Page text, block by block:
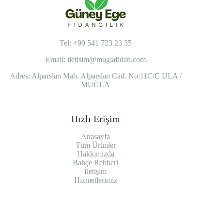
Tel: +90 541 723 23 35
Email: iletisim@muglafidan.com
Adres: Alparslan Mah. Alparslan Cad. No:11C/C ULA /
MUĞLA
Hızlı Erişim
Anasayfa
Tüm Ürünler
Hakkımızda
Bahçe Rehberi
İletişim
Hizmetlerimiz